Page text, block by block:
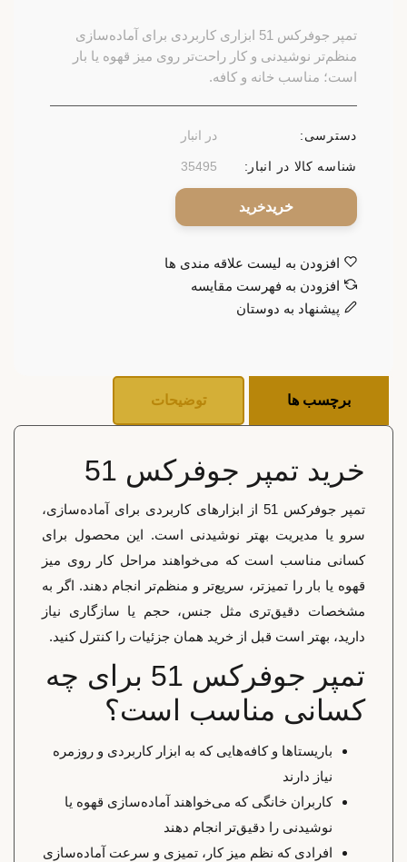
تمپر جوفرکس 51 ابزاری کاربردی برای آماده‌سازی
منظم‌تر نوشیدنی و کار راحت‌تر روی میز قهوه یا بار
است؛ مناسب خانه و کافه.
دسترسی: در انبار
شناسه کالا در انبار: 35495
خرید
افزودن به لیست علاقه مندی ها
افزودن به فهرست مقایسه
پیشنهاد به دوستان
توضیحات برچسب ها
خرید تمپر جوفرکس 51
تمپر جوفرکس 51 از ابزارهای کاربردی برای آماده‌سازی،
سرو یا مدیریت بهتر نوشیدنی است. این محصول برای
کسانی مناسب است که می‌خواهند مراحل کار روی میز
قهوه یا بار را تمیزتر، سریع‌تر و منظم‌تر انجام دهند. اگر به
مشخصات دقیق‌تری مثل جنس، حجم یا سازگاری نیاز
دارید، بهتر است قبل از خرید همان جزئیات را کنترل کنید.
تمپر جوفرکس 51 برای چه
کسانی مناسب است؟
باریستاها و کافه‌هایی که به ابزار کاربردی و روزمره
نیاز دارند
کاربران خانگی که می‌خواهند آماده‌سازی قهوه یا
نوشیدنی را دقیق‌تر انجام دهند
افرادی که نظم میز کار، تمیزی و سرعت آماده‌سازی